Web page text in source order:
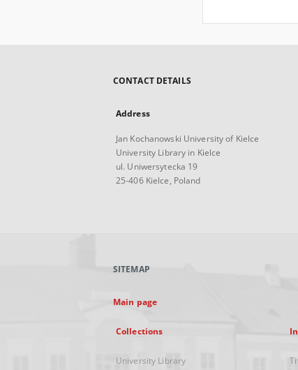
CONTACT DETAILS
Address
Jan Kochanowski University of Kielce
University Library in Kielce
ul. Uniwersytecka 19
25-406 Kielce, Poland
SITEMAP
Main page
Collections
University Library